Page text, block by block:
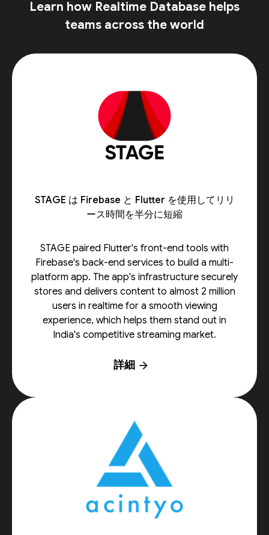
Learn how Realtime Database helps
teams across the world
STAGE は Firebase と Flutter を使用してリリ
ース時間を半分に短縮
STAGE paired Flutter's front-end tools with
Firebase's back-end services to build a multi-
platform app. The app's infrastructure securely
stores and delivers content to almost 2 million
users in realtime for a smooth viewing
experience, which helps them stand out in
India's competitive streaming market.
詳細 arrow_forward